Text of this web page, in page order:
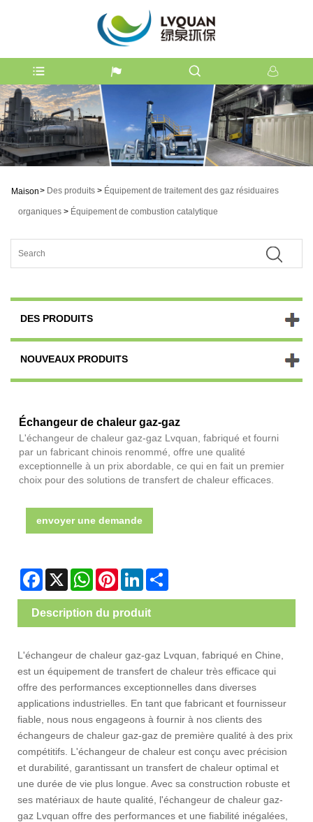
Maison> Des produits > Équipement de traitement des gaz résiduaires
organiques > Équipement de combustion catalytique
DES PRODUITS
NOUVEAUX PRODUITS
Échangeur de chaleur gaz-gaz
L'échangeur de chaleur gaz-gaz Lvquan, fabriqué et fourni
par un fabricant chinois renommé, offre une qualité
exceptionnelle à un prix abordable, ce qui en fait un premier
choix pour des solutions de transfert de chaleur efficaces.
envoyer une demande
Facebook
X WhatsAppPinterestLinkedIn
Description du produit
L'échangeur de chaleur gaz-gaz Lvquan, fabriqué en Chine,
est un équipement de transfert de chaleur très efficace qui
offre des performances exceptionnelles dans diverses
applications industrielles. En tant que fabricant et fournisseur
fiable, nous nous engageons à fournir à nos clients des
échangeurs de chaleur gaz-gaz de première qualité à des prix
compétitifs. L'échangeur de chaleur est conçu avec précision
et durabilité, garantissant un transfert de chaleur optimal et
une durée de vie plus longue. Avec sa construction robuste et
ses matériaux de haute qualité, l'échangeur de chaleur gaz-
gaz Lvquan offre des performances et une fiabilité inégalées,